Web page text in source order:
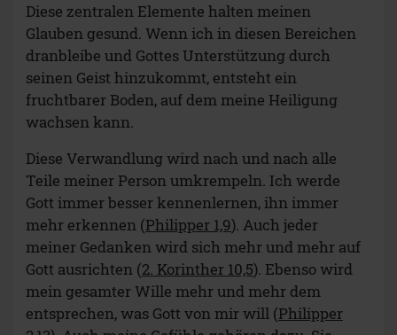
Diese zentralen Elemente halten meinen
Glauben gesund. Wenn ich in diesen Bereichen
dranbleibe und Gottes Unterstützung durch
seinen Geist hinzukommt, entsteht ein
fruchtbarer Boden, auf dem meine Heiligung
wachsen kann.
Diese Verwandlung wird nach und nach alle
Teile meiner Person umkrempeln. Ich werde
Gott immer besser kennenlernen, ihn immer
mehr erkennen (Philipper 1,9). Auch jeder
meiner Gedanken wird sich mehr und mehr auf
Gott ausrichten (2. Korinther 10,5). Ebenso wird
mein gesamter Wille mehr und mehr dem
entsprechen, was Gott von mir will (Philipper